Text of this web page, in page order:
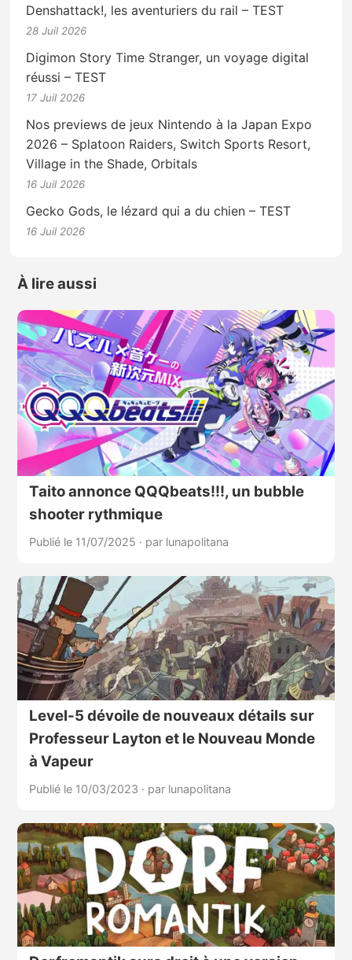
Denshattack!, les aventuriers du rail – TEST
28 Juil 2026
Digimon Story Time Stranger, un voyage digital
réussi – TEST
17 Juil 2026
Nos previews de jeux Nintendo à la Japan Expo
2026 – Splatoon Raiders, Switch Sports Resort,
Village in the Shade, Orbitals
16 Juil 2026
Gecko Gods, le lézard qui a du chien – TEST
16 Juil 2026
À lire aussi
Taito annonce QQQbeats!!!, un bubble
shooter rythmique
Publié le 11/07/2025 · par lunapolitana
Level-5 dévoile de nouveaux détails sur
Professeur Layton et le Nouveau Monde
à Vapeur
Publié le 10/03/2023 · par lunapolitana